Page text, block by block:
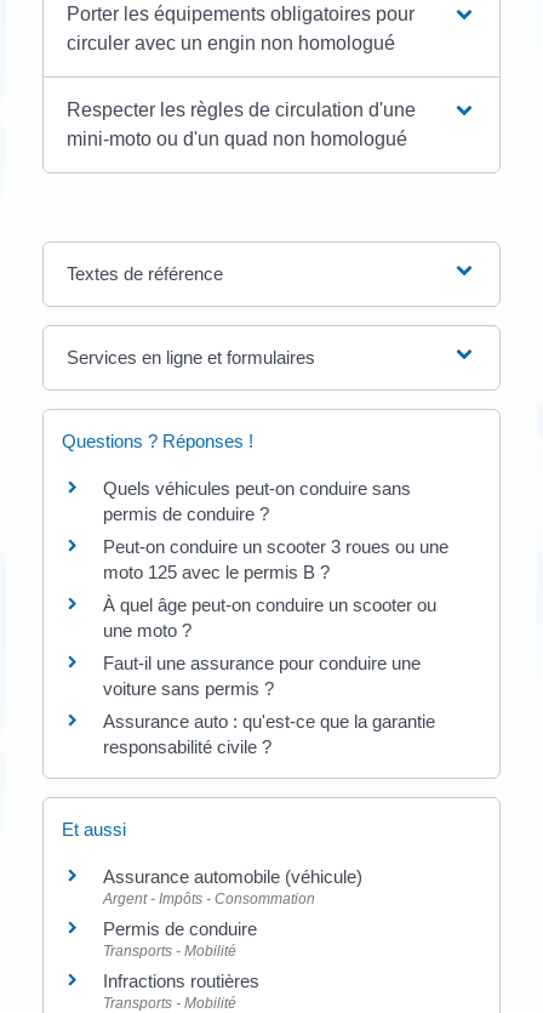
Porter les équipements obligatoires pour
circuler avec un engin non homologué
Respecter les règles de circulation d'une
mini-moto ou d'un quad non homologué
Textes de référence
Services en ligne et formulaires
Questions ? Réponses !
Quels véhicules peut-on conduire sans
permis de conduire ?
Peut-on conduire un scooter 3 roues ou une
moto 125 avec le permis B ?
À quel âge peut-on conduire un scooter ou
une moto ?
Faut-il une assurance pour conduire une
voiture sans permis ?
Assurance auto : qu'est-ce que la garantie
responsabilité civile ?
Et aussi
Assurance automobile (véhicule)
Argent - Impôts - Consommation
Permis de conduire
Transports - Mobilité
Infractions routières
Transports - Mobilité